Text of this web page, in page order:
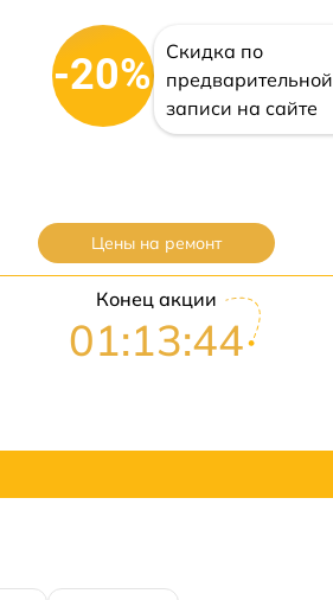
-20%
Скидка по
предварительной
записи на сайте
Цены на ремонт
Конец акции
01:13:42